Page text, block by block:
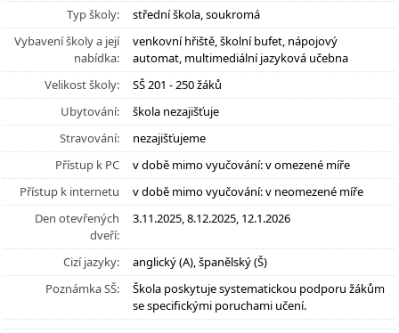
Typ školy:
střední škola, soukromá
Vybavení školy a její
nabídka:
venkovní hřiště, školní bufet, nápojový
automat, multimediální jazyková učebna
Velikost školy:
SŠ 201 - 250 žáků
Ubytování:
škola nezajišťuje
Stravování:
nezajišťujeme
Přístup k PC
v době mimo vyučování: v omezené míře
Přístup k internetu
v době mimo vyučování: v neomezené míře
Den otevřených
dveří:
3.11.2025, 8.12.2025, 12.1.2026
Cizí jazyky:
anglický (A), španělský (Š)
Poznámka SŠ:
Škola poskytuje systematickou podporu žákům
se specifickými poruchami učení.